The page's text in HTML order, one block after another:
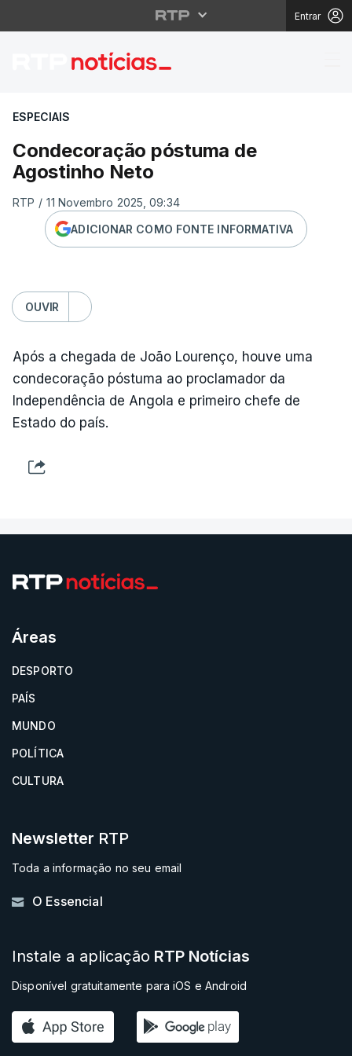
Entrar
Condecoração
ESPECIAIS
Condecoração póstuma de
Agostinho Neto
RTP / 11 Novembro 2025, 09:34
ADICIONAR COMO FONTE INFORMATIVA
OUVIR
Após a chegada de João Lourenço, houve uma
condecoração póstuma ao proclamador da
Independência de Angola e primeiro chefe de
Estado do país.
Áreas
DESPORTO
PAÍS
MUNDO
POLÍTICA
CULTURA
Newsletter RTP
Toda a informação no seu email
O Essencial
Instale a aplicação RTP Notícias
Disponível gratuitamente para iOS e Android